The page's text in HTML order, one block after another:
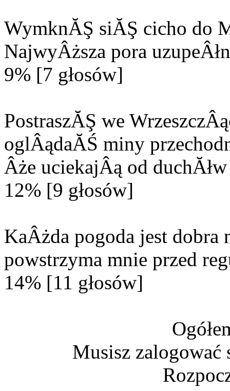
WymknĂŞ siĂŞ cicho do
NajwyÂższa pora
9% [7 głosów]
PostraszĂŞ we
oglÂądaĂŚ miny
Âże uciekajÂą od
12% [9 głosów]
KaÂżda pogoda jest
powstrzyma mnie przed
14% [11 głosów]
Musisz zalogować